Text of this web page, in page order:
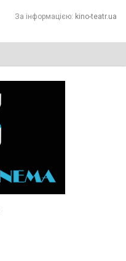
За інформацією: kino-teatr.ua